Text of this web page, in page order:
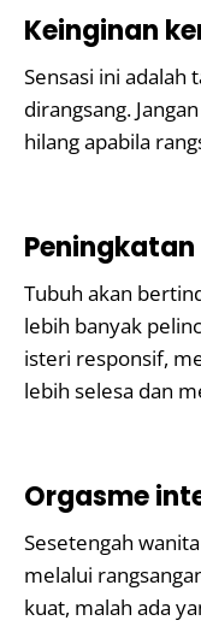
Keinginan
Sensasi ini adalah
dirangsang.
hilang apabila
Tubuh akan
lebih banyak
isteri responsif,
lebih selesa dan
Orgasme
Sesetengah
melalui
kuat, malah ada